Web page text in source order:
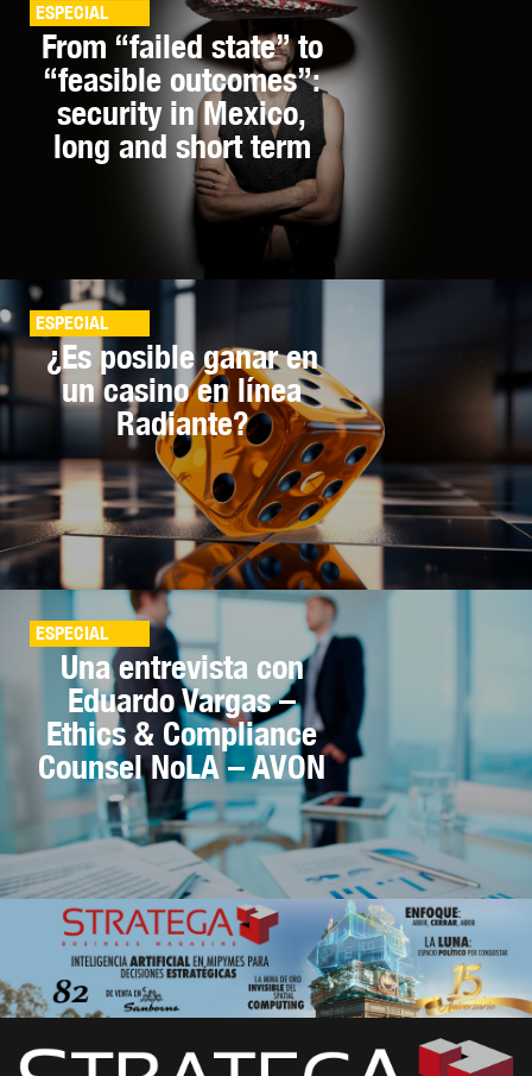
ESPECIAL
From “failed state” to
“feasible outcomes”:
security in Mexico,
long and short term
ESPECIAL
¿Es posible ganar en
un casino en línea
Radiante?
ESPECIAL
Una entrevista con
Eduardo Vargas –
Ethics & Compliance
Counsel NoLA – AVON